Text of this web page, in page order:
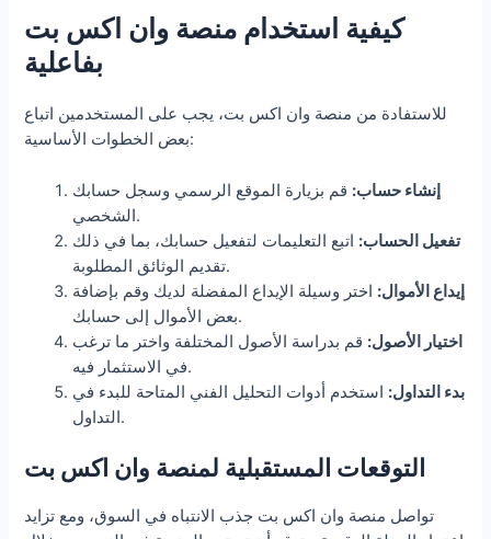
كيفية استخدام منصة وان اكس بت
بفاعلية
للاستفادة من منصة وان اكس بت، يجب على المستخدمين اتباع
بعض الخطوات الأساسية:
إنشاء حساب: قم بزيارة الموقع الرسمي وسجل حسابك
الشخصي.
تفعيل الحساب: اتبع التعليمات لتفعيل حسابك، بما في ذلك
تقديم الوثائق المطلوبة.
إيداع الأموال: اختر وسيلة الإيداع المفضلة لديك وقم بإضافة
بعض الأموال إلى حسابك.
اختيار الأصول: قم بدراسة الأصول المختلفة واختر ما ترغب
في الاستثمار فيه.
بدء التداول: استخدم أدوات التحليل الفني المتاحة للبدء في
التداول.
التوقعات المستقبلية لمنصة وان اكس بت
تواصل منصة وان اكس بت جذب الانتباه في السوق، ومع تزايد